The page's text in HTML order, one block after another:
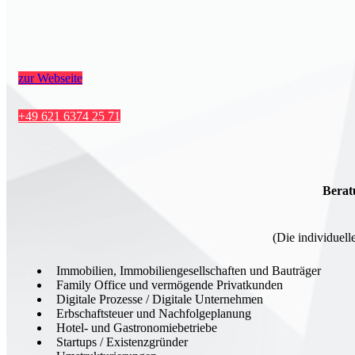
zur Webseite
+49 621 6374 25 71
(Die
Immobilien, Immobiliengesellschaften und Bauträger
Family Office und vermögende Privatkunden
Digitale Prozesse / Digitale Unternehmen
Erbschaftsteuer und Nachfolgeplanung
Hotel- und Gastronomiebetriebe
Startups / Existenzgründer